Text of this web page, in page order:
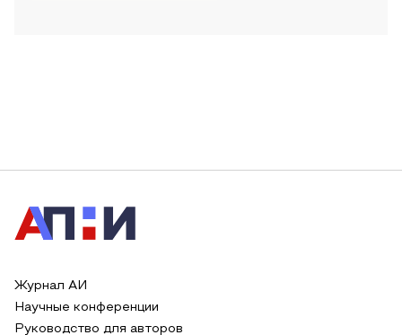
Журнал АИ
Научные конференции
Руководство для авторов